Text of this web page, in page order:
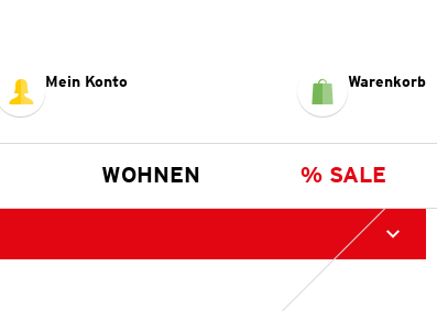
Mein Konto Warenkorb
WOHNEN % SALE